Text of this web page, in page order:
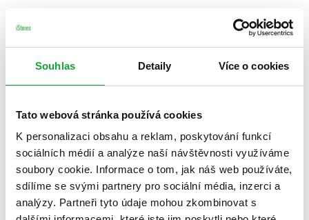
Souhlas Detaily Více o cookies
Tato webová stránka používá cookies
K personalizaci obsahu a reklam, poskytování funkcí
sociálních médií a analýze naší návštěvnosti využíváme
soubory cookie. Informace o tom, jak náš web používáte,
sdílíme se svými partnery pro sociální média, inzerci a
analýzy. Partneři tyto údaje mohou zkombinovat s